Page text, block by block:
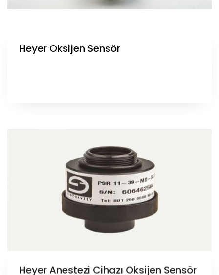
Heyer Oksijen Sensör
Heyer Anestezi Cihazı Oksijen Sensör